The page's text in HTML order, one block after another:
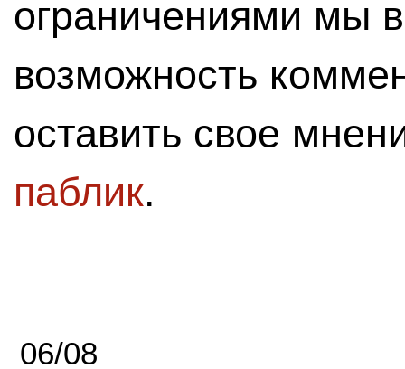
ограничениями мы
возможность
оставить свое
паблик.
06/08